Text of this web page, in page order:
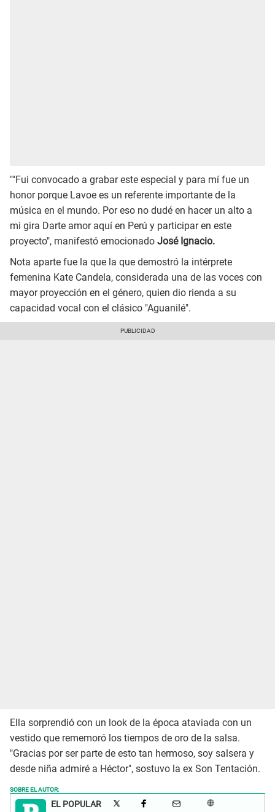
""Fui convocado a grabar este especial y para mí fue un
honor porque Lavoe es un referente importante de la
música en el mundo. Por eso no dudé en hacer un alto a
mi gira Darte amor aquí en Perú y participar en este
proyecto", manifestó emocionado José Ignacio.
Nota aparte fue la que la que demostró la intérprete
femenina Kate Candela, considerada una de las voces con
mayor proyección en el género, quien dio rienda a su
capacidad vocal con el clásico "Aguanilé".
Ella sorprendió con un look de la época ataviada con un
vestido que rememoró los tiempos de oro de la salsa.
"Gracias por ser parte de esto tan hermoso, soy salsera y
desde niña admiré a Héctor", sostuvo la ex Son Tentación.
SOBRE EL AUTOR:
EL POPULAR